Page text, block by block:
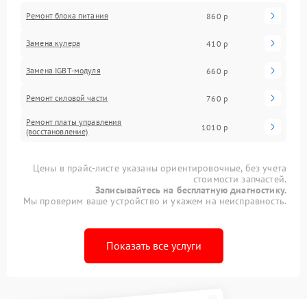
Ремонт блока питания 860 р
Замена кулера 410 р
Замена IGBT-модуля 660 р
Ремонт силовой части 760 р
Ремонт платы управления
(восстановление)
1010 р
Цены в прайс-листе указаны ориентировочные, без учета
стоимости запчастей.
Записывайтесь на бесплатную диагностику.
Мы проверим ваше устройство и укажем на неисправность.
Показать все услуги